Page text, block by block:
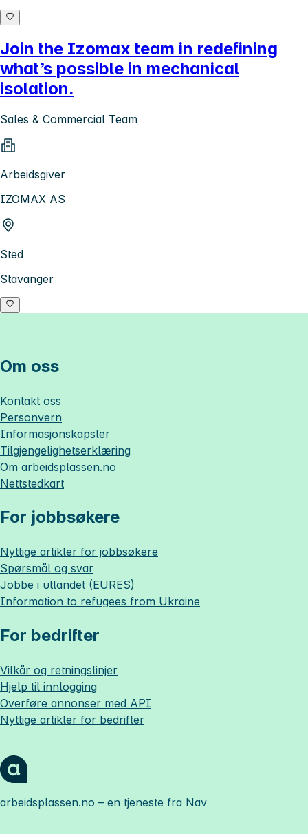
Join the Izomax team in redefining
what’s possible in mechanical
isolation.
Sales & Commercial Team
Arbeidsgiver
IZOMAX AS
Sted
Stavanger
Om oss
Kontakt oss
Personvern
Informasjonskapsler
Tilgjengelighetserklæring
Om arbeidsplassen.no
Nettstedkart
For jobbsøkere
Nyttige artikler for jobbsøkere
Spørsmål og svar
Jobbe i utlandet (EURES)
Information to refugees from Ukraine
For bedrifter
Vilkår og retningslinjer
Hjelp til innlogging
Overføre annonser med API
Nyttige artikler for bedrifter
arbeidsplassen.no – en tjeneste fra Nav